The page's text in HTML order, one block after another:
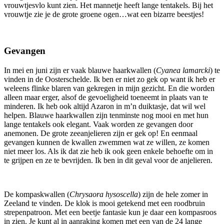
vrouwtjesvlo kunt zien. Het mannetje heeft lange tentakels. Bij het
vrouwtje zie je de grote groene ogen…wat een bizarre beestjes!
Gevangen
In mei en juni zijn er vaak blauwe haarkwallen (Cyanea lamarcki) te
vinden in de Oosterschelde. Ik ben er niet zo gek op want ik heb er
weleens flinke blaren van gekregen in mijn gezicht. En die worden
alleen maar erger, alsof de gevoeligheid toeneemt in plaats van te
minderen. Ik heb ook altijd Azaron in m’n duiktasje, dat wil wel
helpen. Blauwe haarkwallen zijn tenminste nog mooi en met hun
lange tentakels ook elegant. Vaak worden ze gevangen door
anemonen. De grote zeeanjelieren zijn er gek op! En eenmaal
gevangen kunnen de kwallen zwemmen wat ze willen, ze komen
niet meer los. Als ik dat zie heb ik ook geen enkele behoefte om in
te grijpen en ze te bevrijden. Ik ben in dit geval voor de anjelieren.
De kompaskwallen (Chrysaora hysoscella) zijn de hele zomer in
Zeeland te vinden. De klok is mooi getekend met een roodbruin
strepenpatroon. Met een beetje fantasie kun je daar een kompasroos
in zien. Je kunt al in aanraking komen met een van de 24 lange